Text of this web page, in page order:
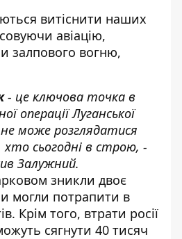
витіснити наших
авіацію,
залпового вогню,
- це ключова точка в
операції Луганської
може розглядатися
хто сьогодні в строю, -
Залужний.
зникли двоє
могли потрапити в
Крім того, втрати росії
сягнути 40 тисяч